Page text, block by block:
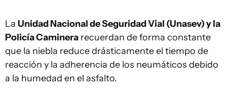
La Unidad Nacional de Seguridad Vial (Unasev) y la
Policía Caminera recuerdan de forma constante
que la niebla reduce drásticamente el tiempo de
reacción y la adherencia de los neumáticos debido
a la humedad en el asfalto.